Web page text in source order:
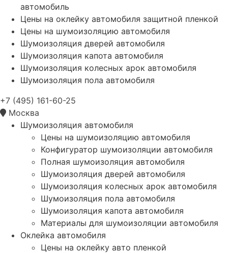
автомобиль
Цены на оклейку автомобиля защитной пленкой
Цены на шумоизоляцию автомобиля
Шумоизоляция дверей автомобиля
Шумоизоляция капота автомобиля
Шумоизоляция колесных арок автомобиля
Шумоизоляция пола автомобиля
+7 (495) 161-60-25
Москва
Шумоизоляция автомобиля
Цены на шумоизоляцию автомобиля
Конфигуратор шумоизоляции автомобиля
Полная шумоизоляция автомобиля
Шумоизоляция дверей автомобиля
Шумоизоляция колесных арок автомобиля
Шумоизоляция пола автомобиля
Шумоизоляция капота автомобиля
Материалы для шумоизоляции автомобиля
Оклейка автомобиля
Цены на оклейку авто пленкой